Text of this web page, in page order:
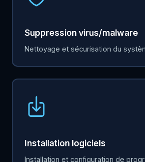
Suppression virus/malware
Nettoyage et sécurisation du
Installation logiciels
Installation et configuration de